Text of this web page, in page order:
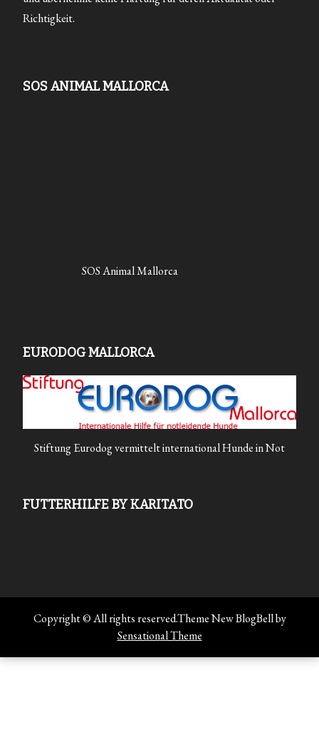
Richtigkeit.
SOS ANIMAL MALLORCA
SOS Animal Mallorca
EURODOG MALLORCA
Stiftung Eurodog vermittelt international Hunde in Not
FUTTERHILFE BY KARITATO
Copyright © All rights reserved.Theme New BlogBell by
Sensational Theme